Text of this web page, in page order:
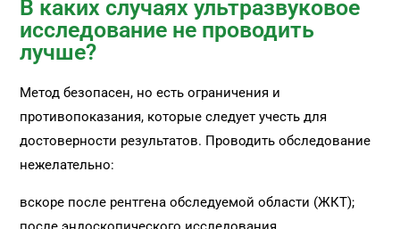
В каких случаях ультразвуковое
исследование не проводить
лучше?
Метод безопасен, но есть ограничения и
противопоказания, которые следует учесть для
достоверности результатов. Проводить обследование
нежелательно:
вскоре после рентгена обследуемой области (ЖКТ);